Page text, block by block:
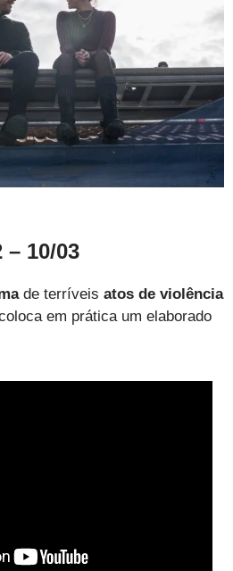
– 10/03
de terríveis atos de violência
em prática um elaborado